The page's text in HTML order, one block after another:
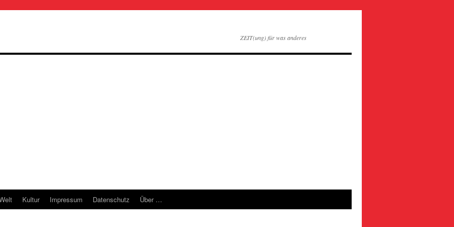
ZEIT(ung) für was anderes
Kultur Impressum Datenschutz Über …